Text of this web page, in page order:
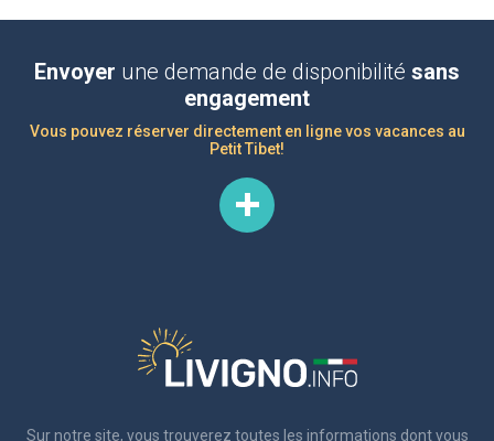
Envoyer une demande de disponibilité sans
engagement
Vous pouvez réserver directement en ligne vos vacances au
Petit Tibet!
Sur notre site, vous trouverez toutes les informations dont vous